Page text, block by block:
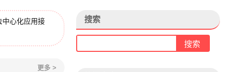
中心化应用接
更多 >
搜索